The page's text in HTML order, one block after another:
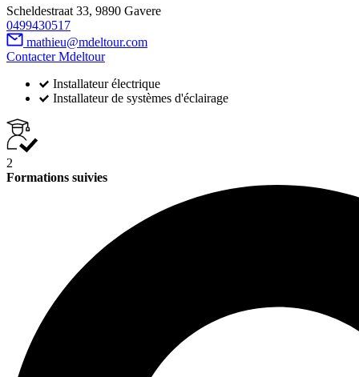
Scheldestraat 33, 9890 Gavere
0499430517
mathieu@mdeltour.com
Contacter Mdeltour
Installateur électrique
Installateur de systèmes d'éclairage
2
Formations suivies